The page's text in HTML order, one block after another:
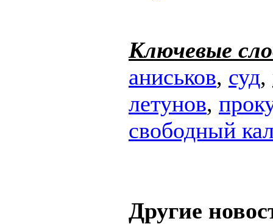
Ключевые
аниськов, суд,
летунов,
свободный
Другие